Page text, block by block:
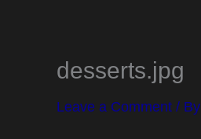
desserts.jpg
Leave a Comment / By